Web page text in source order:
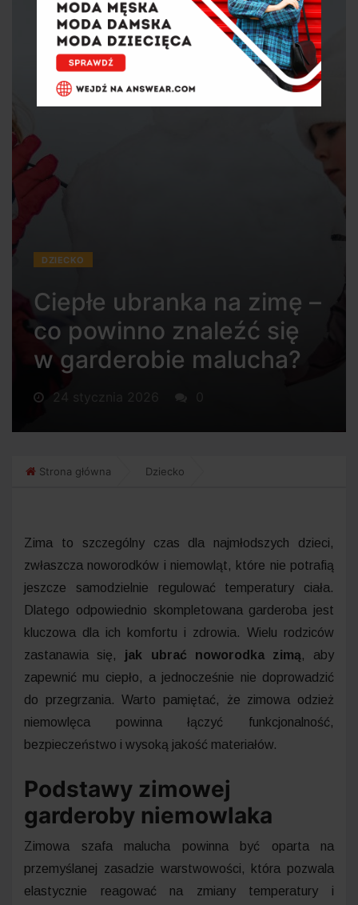
DZIECKO
Ciepłe ubranka na zimę –
co powinno znaleźć się
w garderobie malucha?
24 stycznia 2026
Strona główna Dziecko
Zima to szczególny czas dla najmłodszych dzieci,
zwłaszcza noworodków i niemowląt, które nie potrafią
jeszcze samodzielnie regulować temperatury ciała.
Dlatego odpowiednio skompletowana garderoba jest
kluczowa dla ich komfortu i zdrowia. Wielu rodziców
zastanawia się, jak ubrać noworodka zimą, aby
zapewnić mu ciepło, a jednocześnie nie doprowadzić
do przegrzania. Warto pamiętać, że zimowa odzież
niemowlęca powinna łączyć funkcjonalność,
bezpieczeństwo i wysoką jakość materiałów.
Podstawy zimowej
garderoby niemowlaka
Zimowa szafa malucha powinna być oparta na
przemyślanej zasadzie warstwowości, która pozwala
elastycznie reagować na zmiany temperatury i